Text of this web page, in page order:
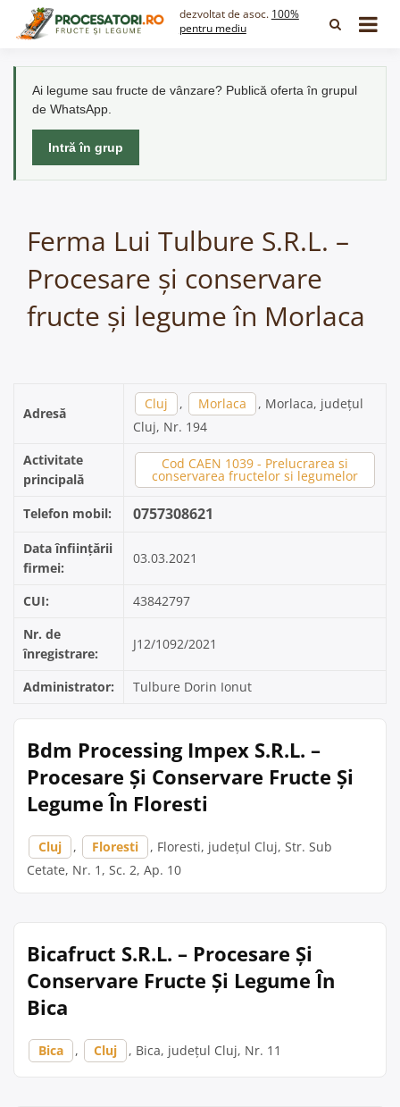
dezvoltat de asoc. 100%
pentru mediu
Ai legume sau fructe de vânzare? Publică oferta în grupul
de WhatsApp.
Intră în grup
Ferma Lui Tulbure S.R.L. –
Procesare și conservare
fructe și legume în Morlaca
Adresă
Cluj , Morlaca
, Morlaca, județul
Cluj, Nr. 194
Activitate
principală
Cod CAEN 1039 - Prelucrarea si
conservarea fructelor si legumelor
Telefon mobil: 0757308621
Data înființării
firmei:
03.03.2021
CUI:
43842797
Nr. de
înregistrare:
J12/1092/2021
Administrator: Tulbure Dorin Ionut
Bdm Processing Impex S.R.L. –
Procesare Și Conservare Fructe Și
Legume În Floresti
Cluj , Floresti
, Floresti, județul Cluj, Str. Sub
Cetate, Nr. 1, Sc. 2, Ap. 10
Bicafruct S.R.L. – Procesare Și
Conservare Fructe Și Legume În
Bica
Bica , Cluj , Bica, județul Cluj, Nr. 11